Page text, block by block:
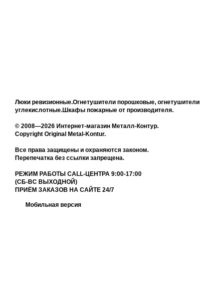
Люки ревизионные.Огнетушители порошковые, огнетушители
углекислотные.Шкафы пожарные от производителя.
© 2008—2026 Интернет-магазин Металл-Контур.
Copyright Original Metal-Kontur.
Все права защищены и охраняются законом.
Перепечатка без ссылки запрещена.
РЕЖИМ РАБОТЫ CALL-ЦЕНТРА 9:00-17:00
(СБ-ВС ВЫХОДНОЙ)
ПРИЁМ ЗАКАЗОВ НА САЙТЕ 24/7
Мобильная версия